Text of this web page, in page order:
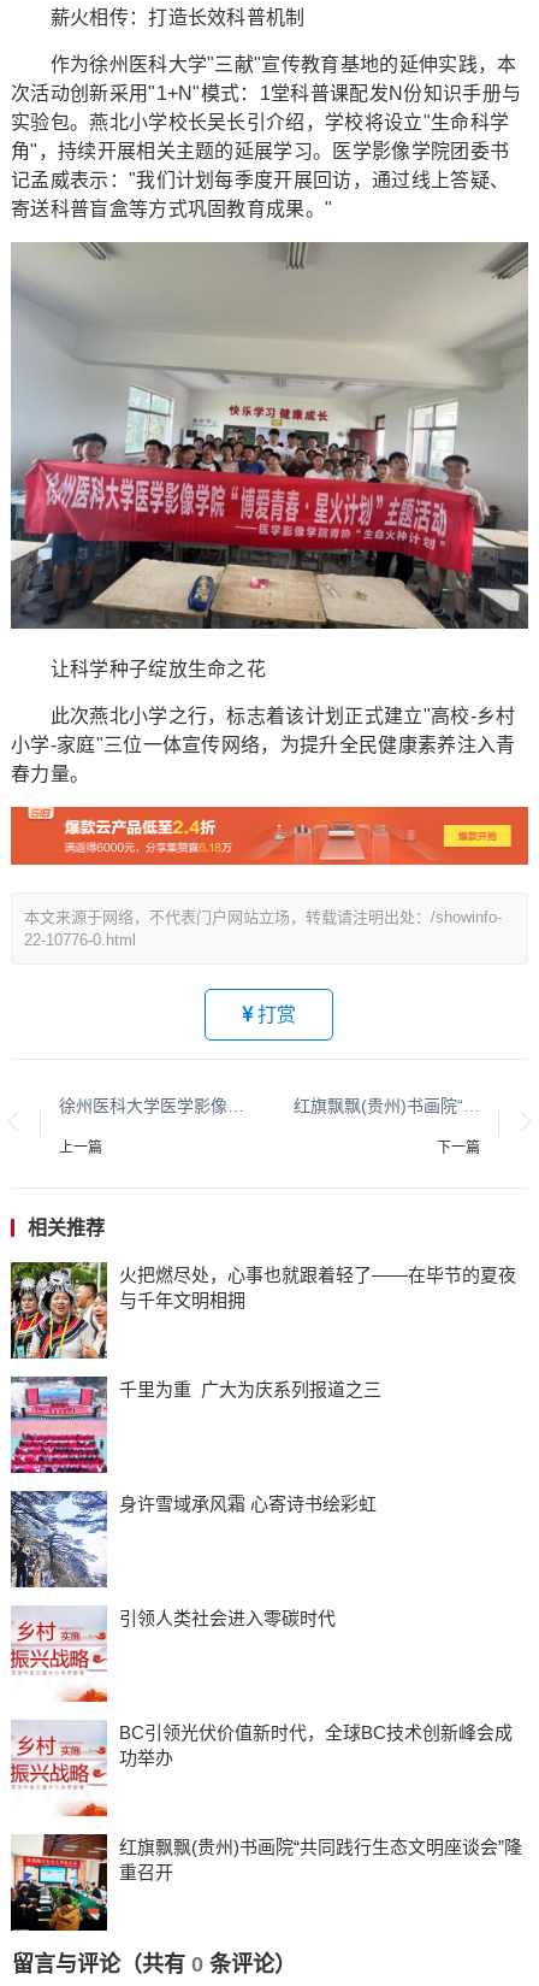
薪火相传：打造长效科普机制
作为徐州医科大学"三献"宣传教育基地的延伸实践，本
次活动创新采用"1+N"模式：1堂科普课配发N份知识手册与
实验包。燕北小学校长吴长引介绍，学校将设立"生命科学
角"，持续开展相关主题的延展学习。医学影像学院团委书
记孟威表示："我们计划每季度开展回访，通过线上答疑、
寄送科普盲盒等方式巩固教育成果。"
让科学种子绽放生命之花
此次燕北小学之行，标志着该计划正式建立"高校-乡村
小学-家庭"三位一体宣传网络，为提升全民健康素养注入青
春力量。
本文来源于网络，不代表门户网站立场，转载请注明出处：/showinfo-
22-10776-0.html
打赏
上一篇 下一篇
相关推荐
火把燃尽处，心事也就跟着轻了——在毕节的夏夜
与千年文明相拥
千里为重 广大为庆系列报道之三
身许雪域承风霜 心寄诗书绘彩虹
引领人类社会进入零碳时代
BC引领光伏价值新时代，全球BC技术创新峰会成
功举办
红旗飘飘(贵州)书画院“共同践行生态文明座谈会”隆
重召开
留言与评论（共有 0条评论）